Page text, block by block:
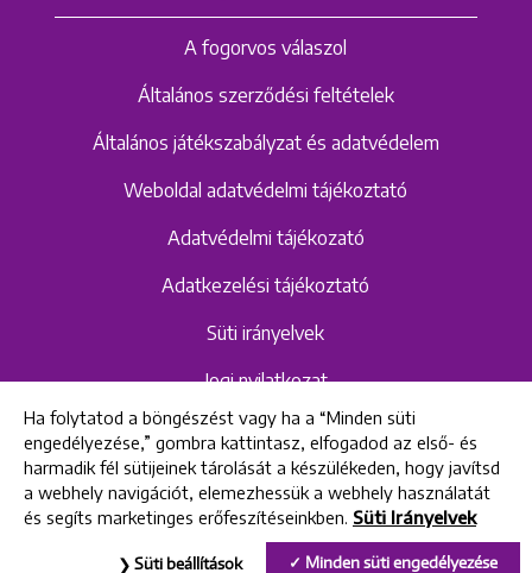
A fogorvos válaszol
Általános szerződési feltételek
Általános játékszabályzat és adatvédelem
Weboldal adatvédelmi tájékoztató
Adatvédelmi tájékozató
Adatkezelési tájékoztató
Süti irányelvek
Jogi nyilatkozat
Hangrögzítéshez kapcsolódó adatvédelmi
szabályzat és tájékoztató
Ha folytatod a böngészést vagy ha a “Minden süti
engedélyezése,” gombra kattintasz, elfogadod az első- és
harmadik fél sütijeinek tárolását a készülékeden, hogy javítsd
a webhely navigációt, elemezhessük a webhely használatát
és segíts marketinges erőfeszítéseinkben. Süti Irányelvek
Minden süti engedélyezése
Süti beállítások